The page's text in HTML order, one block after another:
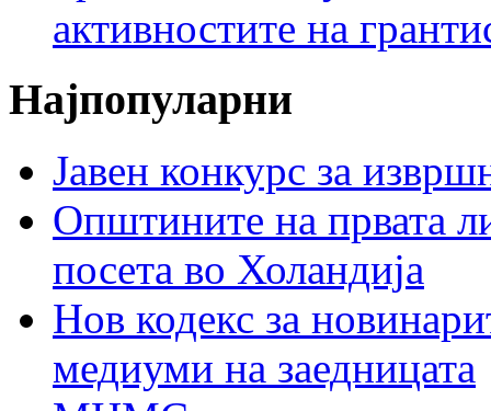
активностите на
Најпопуларни
Јавен конкурс за
Општините на првата
посета во Холандија
Нов кодекс за
медиуми на заедницата